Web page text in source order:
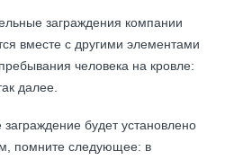
заграждения компании
вместе с другими элементами
человека на кровле:
далее.
заграждение будет установлено
помните следующее: в